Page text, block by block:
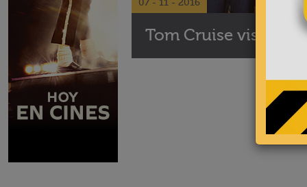
07 - 11 - 2016
Tom Cruise visita